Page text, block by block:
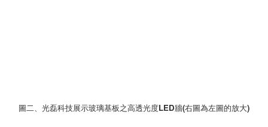
圖二、光磊科技展示玻璃基板之高透光度LED牆(右圖為左圖的放大)